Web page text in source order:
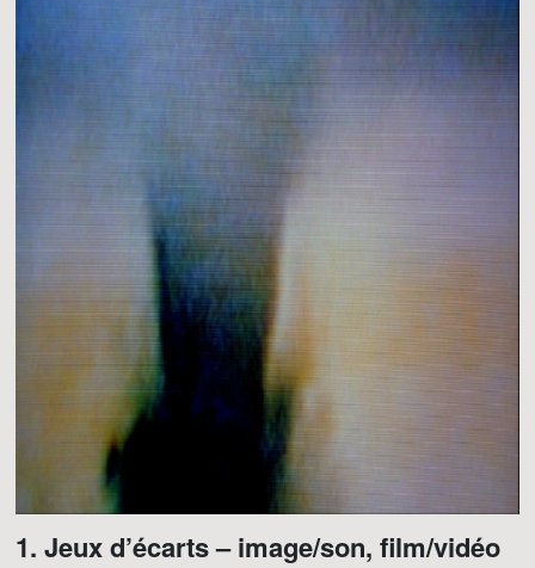
1. Jeux d’écarts – image/son, film/vidéo